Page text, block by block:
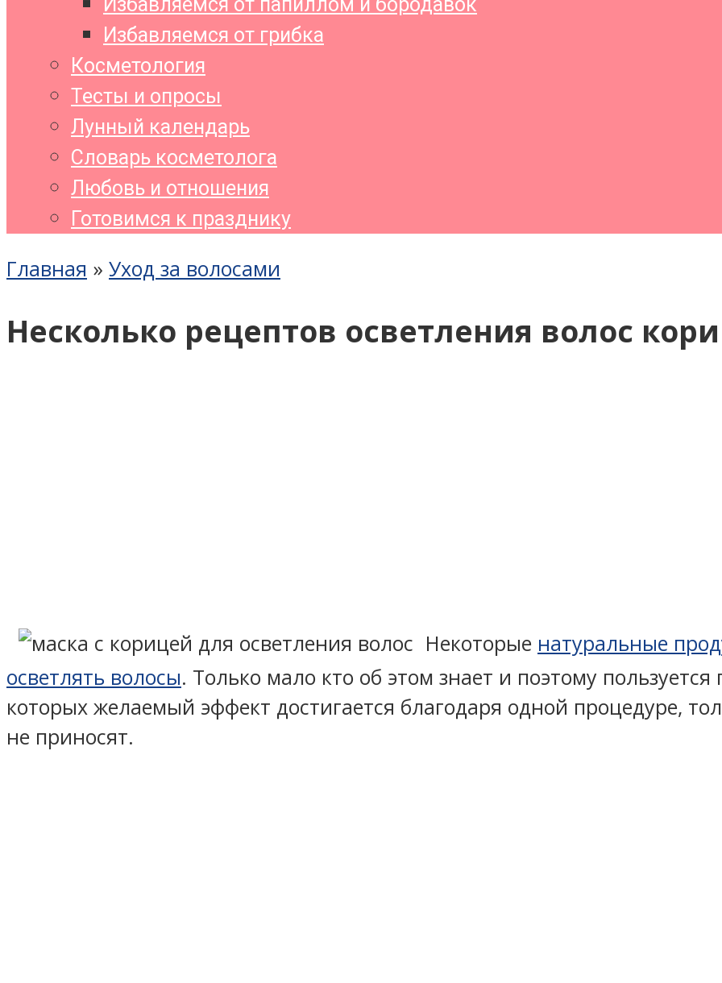
Избавляемся от грибка
Косметология
Тесты и опросы
Лунный календарь
Словарь косметолога
Любовь и отношения
Готовимся к празднику
Главная » Уход за волосами
Несколько рецептов осветления волос
Некоторые натуральные
осветлять волосы. Только мало кто об этом знает и поэтому
которых желаемый эффект достигается благодаря одной процедуре,
не приносят.